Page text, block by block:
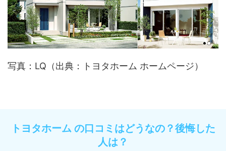
写真：LQ（出典：トヨタホーム ホームページ）
トヨタホーム の口コミはどうなの？後悔した
人は？